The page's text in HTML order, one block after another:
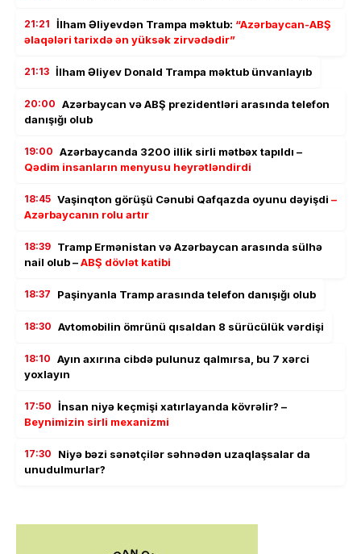
21:21 İlham Əliyevdən Trampa məktub: “Azərbaycan-ABŞ
əlaqələri tarixdə ən yüksək zirvədədir”
21:13 İlham Əliyev Donald Trampa məktub ünvanlayıb
20:00 Azərbaycan və ABŞ prezidentləri arasında telefon
danışığı olub
19:00 Azərbaycanda 3200 illik sirli mətbəx tapıldı –
Qədim insanların menyusu heyrətləndirdi
18:45 Vaşinqton görüşü Cənubi Qafqazda oyunu dəyişdi –
Azərbaycanın rolu artır
18:39 Tramp Ermənistan və Azərbaycan arasında sülhə
nail olub –ABŞ dövlət katibi
18:37 Paşinyanla Tramp arasında telefon danışığı olub
18:30 Avtomobilin ömrünü qısaldan 8 sürücülük vərdişi
18:10 Ayın axırına cibdə pulunuz qalmırsa, bu 7 xərci
yoxlayın
17:50 İnsan niyə keçmişi xatırlayanda kövrəlir? –
Beynimizin sirli mexanizmi
17:30
Niyə bəzi sənətçilər səhnədən uzaqlaşsalar da
unudulmurlar?